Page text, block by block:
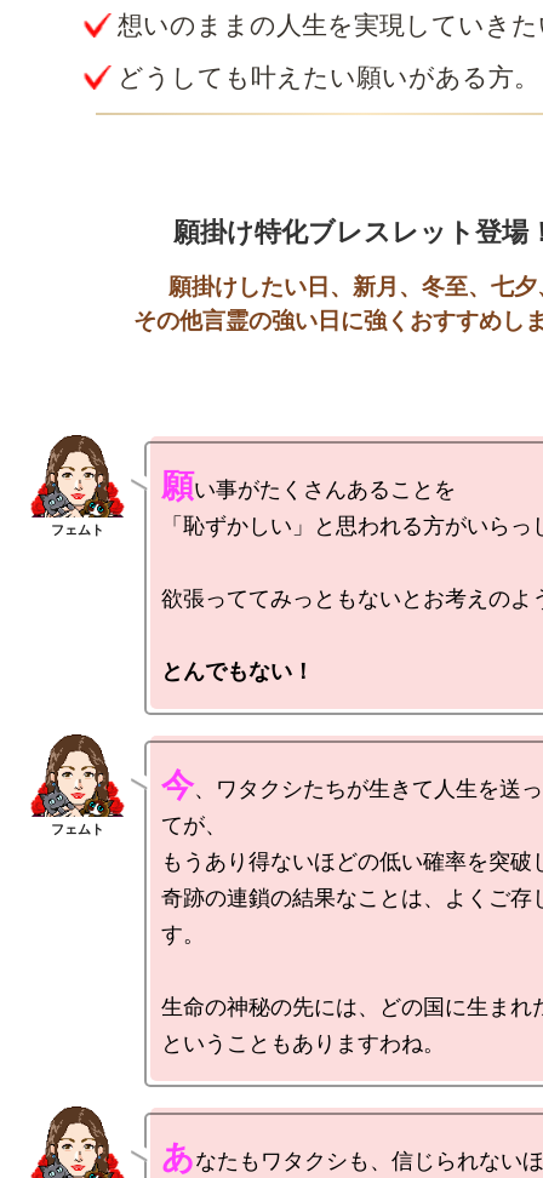
想いのままの人生を実現していき
どうしても叶えたい願いがある方。
願掛けしたい日、新月、冬至、七夕
願い事がたくさんあることを
「恥ずかしい」と思われる方がいらっ
とんでもない！
今、ワタクシたちが生きて人生を送
てが、
もうあり得ないほどの低い確率を突破
奇跡の連鎖の結果なことは、よくご存
す。
生命の神秘の先には、どの国に生まれ
あなたもワタクシも、信じられない